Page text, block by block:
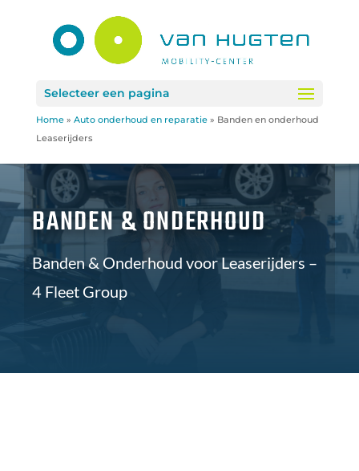
Selecteer een pagina
Home» Auto onderhoud en reparatie» Banden en onderhoud
Leaserijders
BANDEN & ONDERHOUD
Banden & Onderhoud voor Leaserijders –
4 Fleet Group